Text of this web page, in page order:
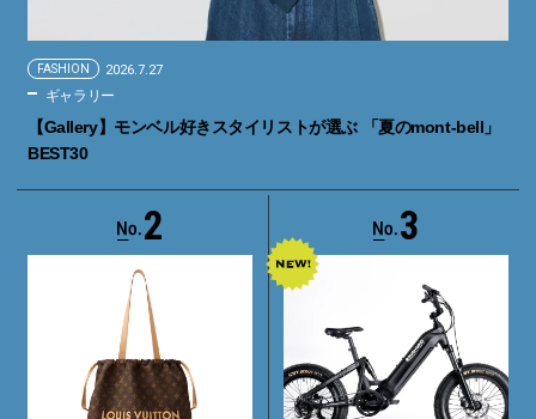
FASHION 2026.7.27
ギャラリー
【Gallery】モンベル好きスタイリストが選ぶ 「夏のmont-bell」
BEST30
2 3